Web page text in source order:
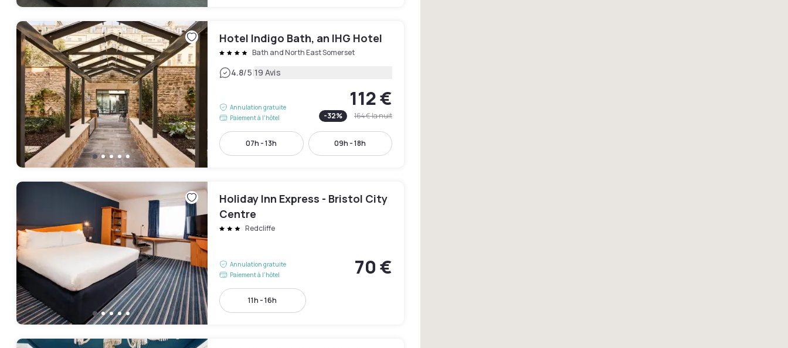
Hotel Indigo Bath, an IHG Hotel
Bath and North East Somerset
4.8/5|19 Avis
Annulation gratuite
Paiement à l'hôtel
112 €
-32% 164 €la nuit
07h - 13h 09h - 18h
Holiday Inn Express - Bristol City
Centre
Redcliffe
Annulation gratuite
Paiement à l'hôtel
70 €
11h - 16h